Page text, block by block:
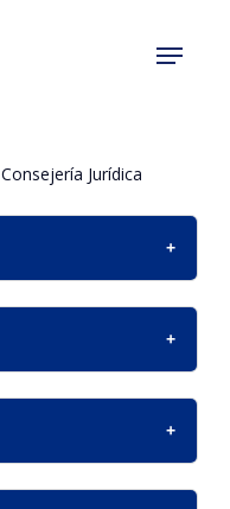
Menu
Consejería Jurídica